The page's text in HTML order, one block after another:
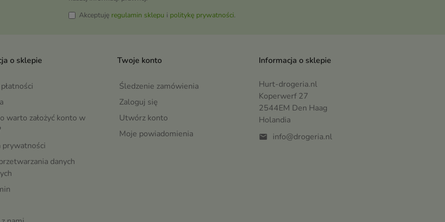
Akceptuję regulamin sklepu i politykę prywatności.
o sklepie
warto założyć konto w
prywatności
danych
Twoje konto
Śledzenie zamówienia
Zaloguj się
Utwórz konto
Moje powiadomienia
Informacja o sklepie
Hurt-drogeria.nl
Koperwerf 27
2544EM Den Haag
Holandia
mail info@drogeria.nl